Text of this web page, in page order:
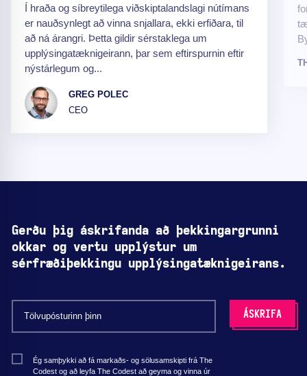
Í hraða og síbreytilega viðskiptalandslagi nútímans
er nauðsynlegt að vinna snjallara, ekki erfiðara, til
að ná árangri. Þetta gildir sérstaklega um
upplýsingatæknigeirann, þar sem eftirspurnin eftir
nýstárlegum og...
GREG POLEC
CEO
Gerðu þig áskrifanda að þekkingargrunni
okkar og vertu upplýstur um
sérfræðiþekkingu upplýsingatæknigeirans.
Ég samþykki að fá markaðs- og sölusamskipti frá The
Codest og að leyfa The Codest að geyma og vinna úr